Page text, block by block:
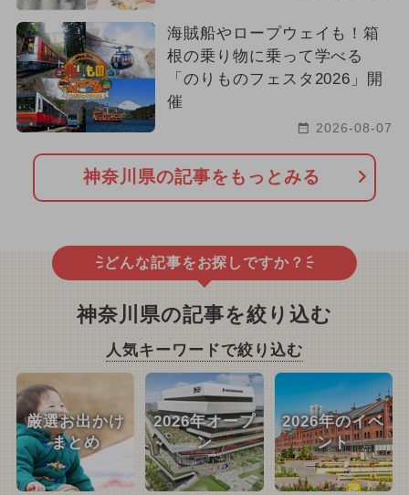
海賊船やロープウェイも！箱
根の乗り物に乗って学べる
「のりものフェスタ2026」開
催
2026-08-07
神奈川県の記事をもっとみる
どんな記事をお探しですか？
神奈川県の記事を絞り込む
人気キーワードで絞り込む
厳選お出かけ
まとめ
2026年オープ
ン
2026年のイベ
ント